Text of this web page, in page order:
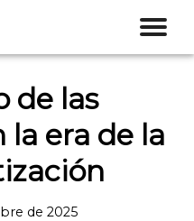
de las
la era de la
de 2025